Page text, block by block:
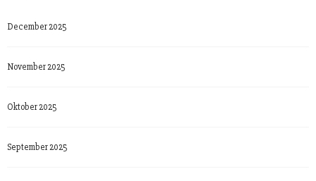
December 2025
November 2025
Oktober 2025
September 2025